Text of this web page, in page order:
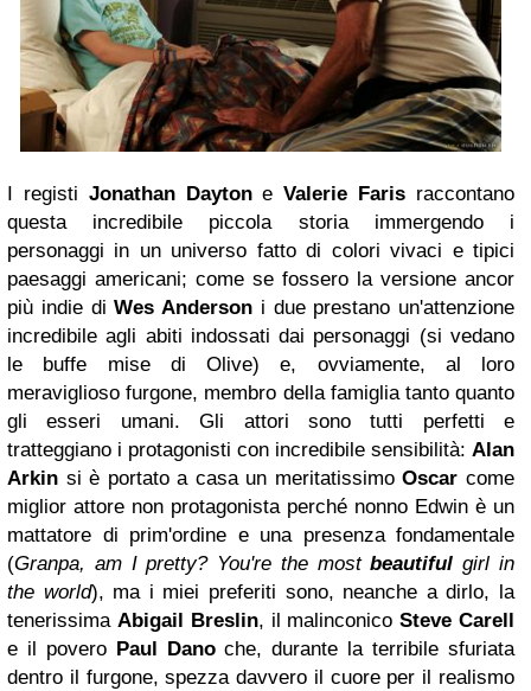
I registi Jonathan DaytoneValerie Faris raccontano
questa incredibile piccola storia immergendo i
personaggi in un universo fatto di colori vivaci e tipici
paesaggi americani; come se fossero la versione ancor
più indie diWes Anderson i due prestano un'attenzione
incredibile agli abiti indossati dai personaggi (si vedano
le buffe mise di Olive) e, ovviamente, al loro
meraviglioso furgone, membro della famiglia tanto quanto
gli esseri umani. Gli attori sono tutti perfetti e
tratteggiano i protagonisti con incredibile sensibilità: Alan
Arkin si è portato a casa un meritatissimoOscarcome
miglior attore non protagonista perché nonno Edwin è un
mattatore di prim'ordine e una presenza fondamentale
(Granpa, am I pretty? You're the mostbeautiful girl in
the world), ma i miei preferiti sono, neanche a dirlo, la
tenerissima Abigail Breslin, il malinconico Steve Carell
e il povero Paul Dano che, durante la terribile sfuriata
dentro il furgone, spezza davvero il cuore per il realismo